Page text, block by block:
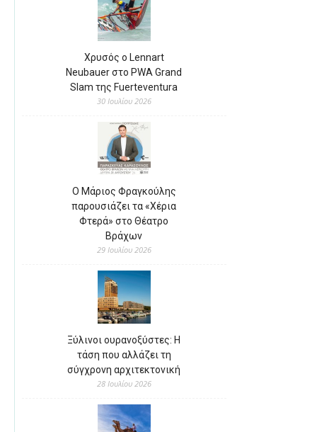
Χρυσός ο Lennart
Neubauer στο PWA Grand
Slam της Fuerteventura
30 Ιουλίου 2026
Ο Μάριος Φραγκούλης
παρουσιάζει τα «Χέρια
Φτερά» στο Θέατρο
Βράχων
29 Ιουλίου 2026
Ξύλινοι ουρανοξύστες: Η
τάση που αλλάζει τη
σύγχρονη αρχιτεκτονική
28 Ιουλίου 2026